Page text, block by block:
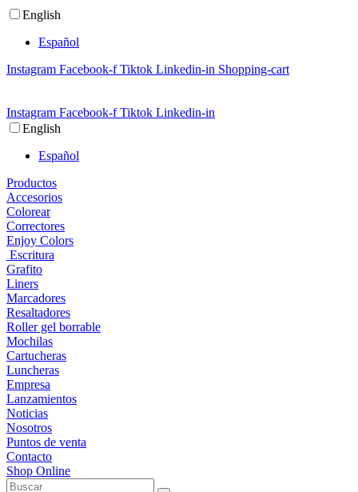
Ir
contenido
English
Español
Instagram Facebook-f Tiktok Linkedin-in Shopping-cart
Instagram Facebook-f Tiktok Linkedin-in
English
Español
Productos
Accesorios
Colorear
Correctores
Enjoy Colors
Escritura
Grafito
Liners
Marcadores
Resaltadores
Roller gel borrable
Mochilas
Cartucheras
Luncheras
Empresa
Lanzamientos
Noticias
Nosotros
Puntos de venta
Contacto
Shop Online
Buscar